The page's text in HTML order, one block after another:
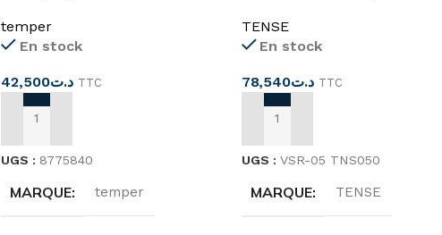
temper
En stock
د.ت42,500 TTC
AJOUTER AU PANIER
UGS : 8775840
MARQUE temper
TENSE
En stock
د.ت78,540 TTC
AJOUTER AU PANIER
UGS : VSR-05 TNS050
MARQUE TENSE